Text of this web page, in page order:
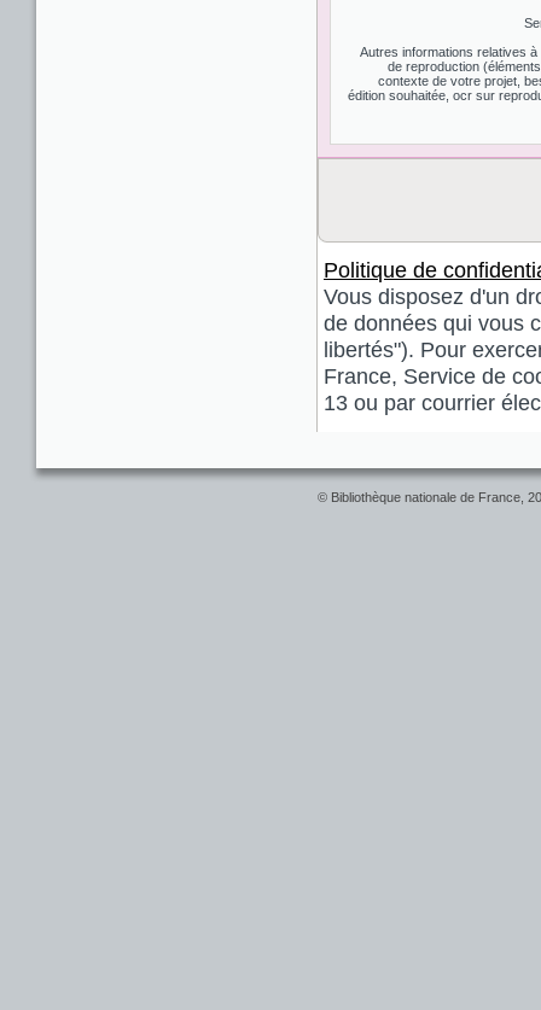
Autres informations relatives
de reproduction
contexte de votre projet,
édition souhaitée, ocr sur
Politique de
Vous disposez d'un
de données qui vous
libertés"). Pour
France, Service de
13 ou par courrier
© Bibliothèque nationale de France,